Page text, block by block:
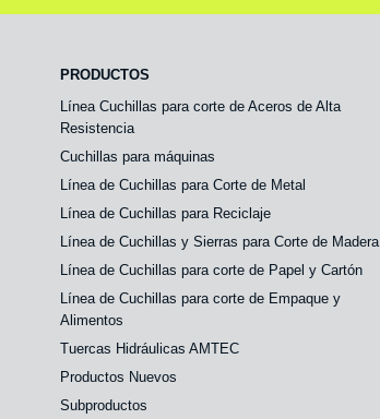
PRODUCTOS
Línea Cuchillas para corte de Aceros de Alta
Resistencia
Cuchillas para máquinas
Línea de Cuchillas para Corte de Metal
Línea de Cuchillas para Reciclaje
Línea de Cuchillas y Sierras para Corte de Madera
Línea de Cuchillas para corte de Papel y Cartón
Línea de Cuchillas para corte de Empaque y
Alimentos
Tuercas Hidráulicas AMTEC
Productos Nuevos
Subproductos